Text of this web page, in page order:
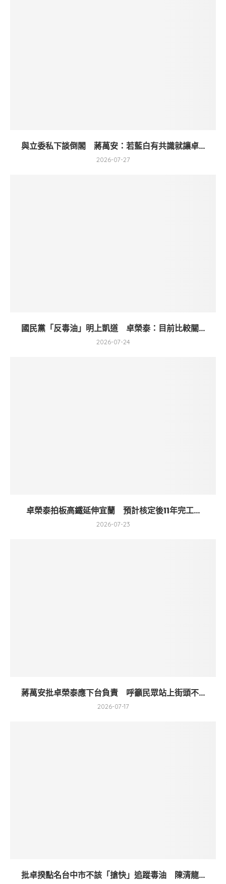
與立委私下談倒閣 蔣萬安：若藍白有共識就讓卓...
2026-07-27
國民黨「反毒油」明上凱道 卓榮泰：目前比較關...
2026-07-24
卓榮泰拍板高鐵延伸宜蘭 預計核定後11年完工...
2026-07-23
蔣萬安批卓榮泰應下台負責 呼籲民眾站上街頭不...
2026-07-17
批卓揆點名台中市不該「搶快」追蹤毒油 陳清龍...